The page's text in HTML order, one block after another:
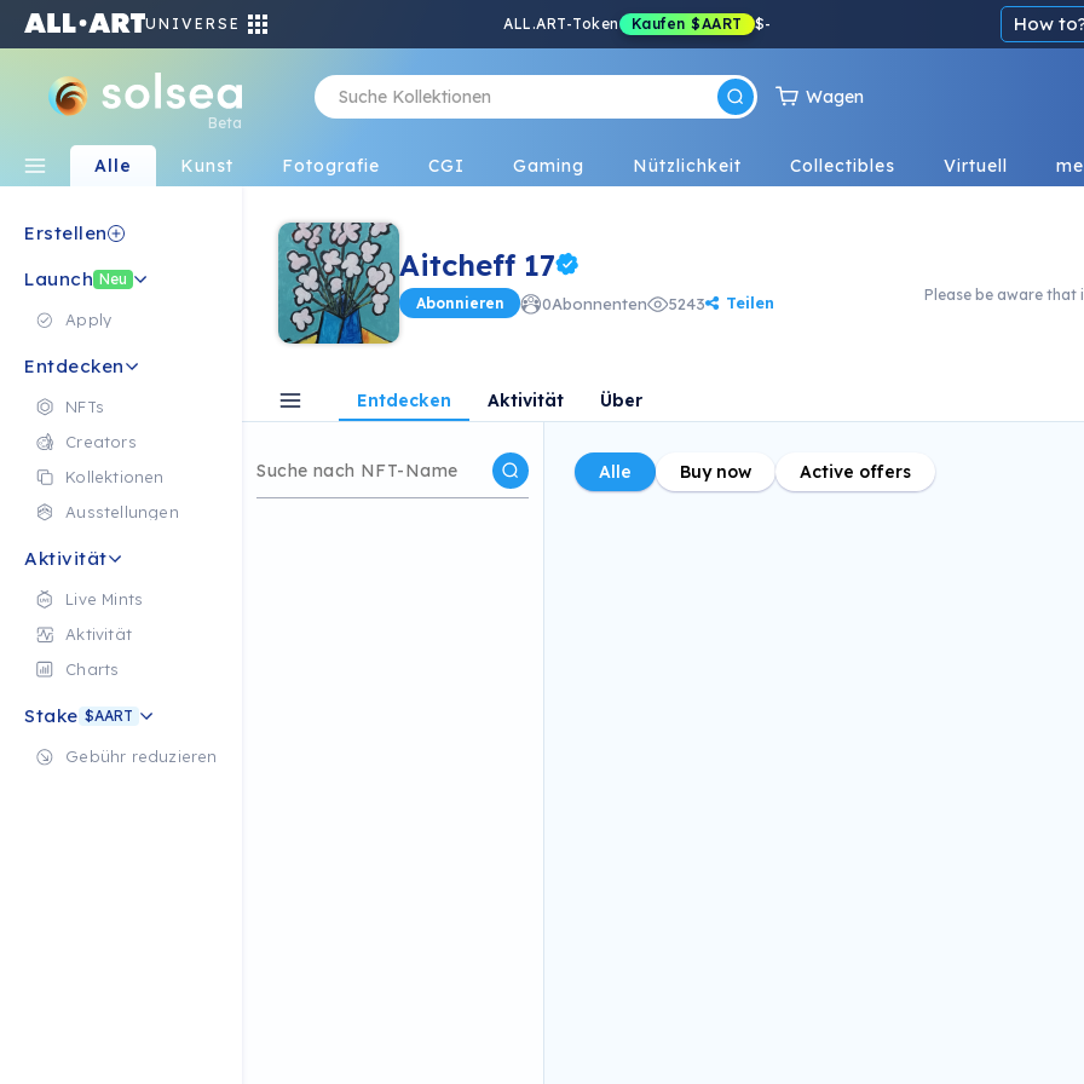
UNIVERSE ALL.ART-Token Kaufen $AART $- How
Beta
Wagen
Alle Kunst Fotografie CGI Gaming Nützlichkeit Collectibles Virtuell
Erstellen
Launch Neu
Apply
Entdecken
NFTs
Creators
Kollektionen
Ausstellungen
Aktivität
Live Mints
Aktivität
Charts
Stake $AART
Gebühr reduzieren
Aitcheff 17
Abonnieren 0Abonnenten 5243 Teilen Please be aware that
Entdecken Aktivität Über
Alle Buy now Active offers